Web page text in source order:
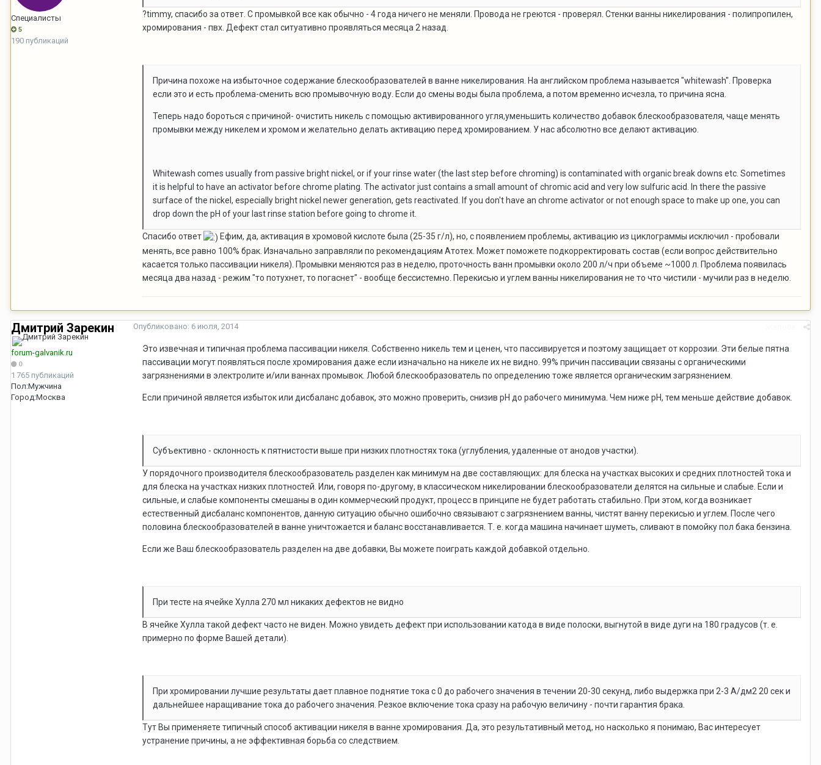
Специалисты
5
190 публикаций
?timmy, спасибо за ответ. С промывкой все как обычно - 4 года ничего не меняли. Провода не греются - проверял. Стенки ванны никелирования - полипропилен,
хромирования - пвх. Дефект стал ситуативно проявляться месяца 2 назад.
Причина похоже на избыточное содержание блескообразователей в ванне никелирования. На английском проблема называется "whitewash". Проверка
если это и есть проблема-сменить всю промывочную воду. Если до смены воды была проблема, а потом временно исчезла, то причина ясна.
Теперь надо бороться с причиной- очистить никель с помощью активированного угля,уменьшить количество добавок блескообразователя, чаще менять
промывки между никелем и хромом и желательно делать активацию перед хромированием. У нас абсолютно все делают активацию.
Whitewash comes usually from passive bright nickel, or if your rinse water (the last step before chroming) is contaminated with organic break downs etc. Sometimes
it is helpful to have an activator before chrome plating. The activator just contains a small amount of chromic acid and very low sulfuric acid. In there the passive
surface of the nickel, especially bright nickel newer generation, gets reactivated. If you don't have an chrome activator or not enough space to make up one, you can
drop down the pH of your last rinse station before going to chrome it.
Спасибо ответ
Ефим, да, активация в хромовой кислоте была (25-35 г/л), но, с появлением проблемы, активацию из циклограммы исключил - пробовали
менять, все равно 100% брак. Изначально заправляли по рекомендациям Атотех. Может поможете подкорректировать состав (если вопрос действительно
касается только пассивации никеля). Промывки меняются раз в неделю, проточность ванн промывки около 200 л/ч при объеме ~1000 л. Проблема появилась
месяца два назад - режим "то потухнет, то погаснет" - вообще бессистемно. Перекисью и углем ванны никелирования не то что чистили - мучили раз в неделю.
Дмитрий Зарекин
forum-galvanik.ru
0
1 765 публикаций
Пол:Мужчина
Город:Москва
Опубликовано: 6 июля, 2014
Это извечная и типичная проблема пассивации никеля. Собственно никель тем и ценен, что пассивируется и поэтому защищает от коррозии. Эти белые пятна
пассивации могут появляться после хромирования даже если изначально на никеле их не видно. 99% причин пассивации связаны с органическими
загрязнениями в электролите и/или ваннах промывок. Любой блескообразователь по определению тоже является органическим загрязнением.
Если причиной является избыток или дисбаланс добавок, это можно проверить, снизив рН до рабочего минимума. Чем ниже рН, тем меньше действие добавок.
Субъективно - склонность к пятнистости выше при низких плотностях тока (углубления, удаленные от анодов участки).
У порядочного производителя блескообразователь разделен как минимум на две составляющих: для блеска на участках высоких и средних плотностей тока и
для блеска на участках низких плотностей. Или, говоря по-другому, в классическом никелировании блескообразователи делятся на сильные и слабые. Если и
сильные, и слабые компоненты смешаны в один коммерческий продукт, процесс в принципе не будет работать стабильно. При этом, когда возникает
естественный дисбаланс компонентов, данную ситуацию обычно ошибочно связывают с загрязнением ванны, чистят ванну перекисью и углем. После чего
половина блескообразователей в ванне уничтожается и баланс восстанавливается. Т. е. когда машина начинает шуметь, сливают в помойку пол бака бензина.
Если же Ваш блескообразователь разделен на две добавки, Вы можете поиграть каждой добавкой отдельно.
При тесте на ячейке Хулла 270 мл никаких дефектов не видно
В ячейке Хулла такой дефект часто не виден. Можно увидеть дефект при использовании катода в виде полоски, выгнутой в виде дуги на 180 градусов (т. е.
примерно по форме Вашей детали).
При хромировании лучшие результаты дает плавное поднятие тока с 0 до рабочего значения в течении 20-30 секунд, либо выдержка при 2-3 А/дм2 20 сек и
дальнейшее наращивание тока до рабочего значения. Резкое включение тока сразу на рабочую величину - почти гарантия брака.
Тут Вы применяете типичный способ активации никеля в ванне хромирования. Да, это результативный метод, но насколько я понимаю, Вас интересует
устранение причины, а не эффективная борьба со следствием.